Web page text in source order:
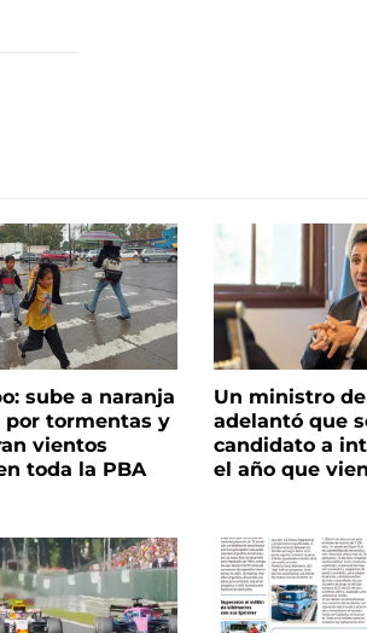
sube a naranja
por tormentas y
vientos
toda la PBA
Un ministro
adelantó que
candidato a
el año que